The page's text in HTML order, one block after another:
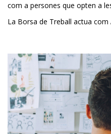
com a persones que opten a
La Borsa de Treball actua com